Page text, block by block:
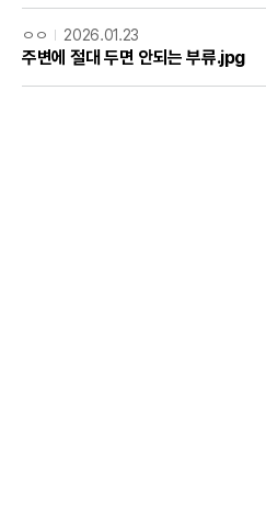
ㅇㅇ 2026.01.23
주변에 절대 두면 안되는 부류.jpg